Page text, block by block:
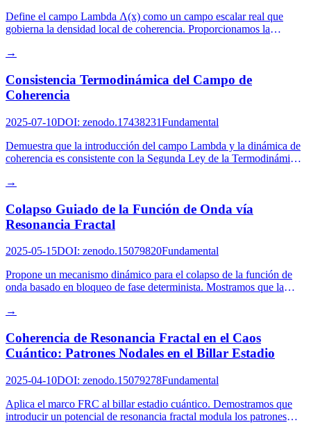
Define el campo Lambda Λ(x) como un campo escalar real que
gobierna la densidad local de coherencia. Proporcionamos la
para Λ acoplado a la materia.
→
Consistencia Termodinámica del Campo de
Coherencia
2025-07-10DOI: zenodo.17438231Fundamental
Demuestra que la introducción del campo Lambda y la dinámica de
coherencia es consistente con la Segunda Ley de la Termodinámica.
k*T ln C.
→
Colapso Guiado de la Función de Onda vía
Resonancia Fractal
2025-05-15DOI: zenodo.15079820Fundamental
Propone un mecanismo dinámico para el colapso de la función de
onda basado en bloqueo de fase determinista. Mostramos que la
atractores resonantes en el espacio de fase, impulsada por el
→
Coherencia de Resonancia Fractal en el Caos
Cuántico: Patrones Nodales en el Billar Estadio
2025-04-10DOI: zenodo.15079278Fundamental
Aplica el marco FRC al billar estadio cuántico. Demostramos que
introducir un potencial de resonancia fractal modula los patrones